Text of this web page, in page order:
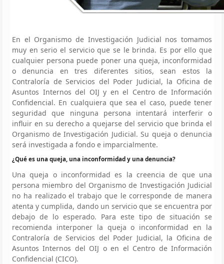
En el Organismo de Investigación Judicial nos tomamos
muy en serio el servicio que se le brinda. Es por ello que
cualquier persona puede poner una queja, inconformidad
o denuncia en tres diferentes sitios, sean estos la
Contraloría de Servicios del Poder Judicial, la Oficina de
Asuntos Internos del OIJ y en el Centro de Información
Confidencial. En cualquiera que sea el caso, puede tener
seguridad que ninguna persona intentará interferir o
influir en su derecho a quejarse del servicio que brinda el
Organismo de Investigación Judicial. Su queja o denuncia
será investigada a fondo e imparcialmente.
¿Qué es una queja, una inconformidad y una denuncia?
Una queja o inconformidad es la creencia de que una
persona miembro del Organismo de Investigación Judicial
no ha realizado el trabajo que le corresponde de manera
atenta y cumplida, dando un servicio que se encuentra por
debajo de lo esperado. Para este tipo de situación se
recomienda interponer la queja o inconformidad en la
Contraloría de Servicios del Poder Judicial, la Oficina de
Asuntos Internos del OIJ o en el Centro de Información
Confidencial (CICO).